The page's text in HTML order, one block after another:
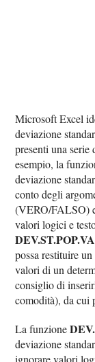
Microsoft Excel
deviazione
presenti una
esempio, la
deviazione
conto degli
(VERO/FALSO)
valori logici e
possa restituire
valori di un
consiglio di
comodità), da cui
La funzione
deviazione